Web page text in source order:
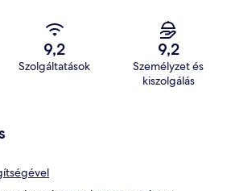
9,2
Szolgáltatások
9,2
Személyzet és
kiszolgálás